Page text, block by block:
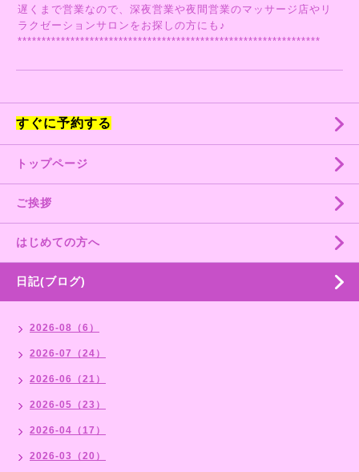
遅くまで営業なので、深夜営業や夜間営業のマッサージ店やリ
ラクゼーションサロンをお探しの方にも♪
***************************************************************
すぐに予約する
トップページ
ご挨拶
はじめての方へ
日記(ブログ)
2026-08（6）
2026-07（24）
2026-06（21）
2026-05（23）
2026-04（17）
2026-03（20）